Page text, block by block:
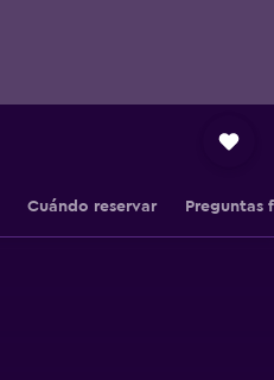
Cuándo reservar Preguntas